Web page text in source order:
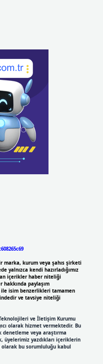
marka, kurum veya şahıs şirketi
yalnızca kendi hazırladığımız
içerikler haber niteliği
paylaşım
ile isim benzerlikleri tamamen
ve tavsiye niteliği
ve İletişim Kurumu
olarak hizmet vermektedir. Bu
veya araştırma
üyelerimiz yazdıkları içeriklerin
bu sorumluluğu kabul